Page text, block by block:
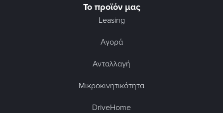
Το προϊόν μας
Leasing
Αγορά
Ανταλλαγή
Μικροκινητικότητα
DriveHome